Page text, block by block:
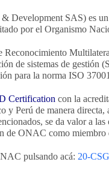
Development SAS) es
por el Organismo
de sistemas de
para la norma ISO
Certification con la
Perú de manera
se da valor a
ONAC como miembro
pulsando acá: 20-